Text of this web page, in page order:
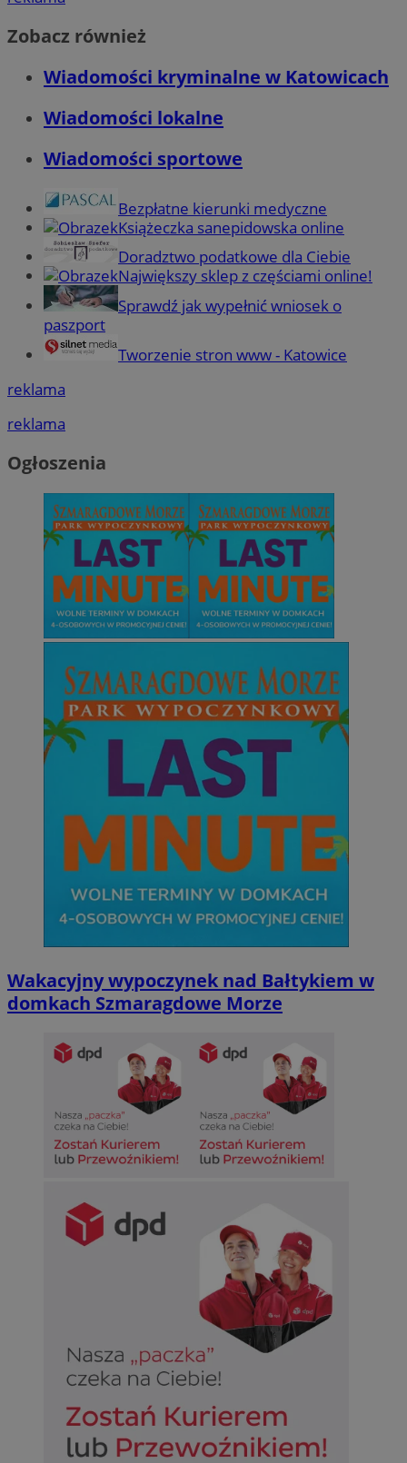
Zobacz również
Wiadomości kryminalne w Katowicach
Wiadomości lokalne
Wiadomości sportowe
Bezpłatne kierunki medyczne
Książeczka sanepidowska online
Doradztwo podatkowe dla Ciebie
Największy sklep z częściami online!
Sprawdź jak wypełnić wniosek o
paszport
Tworzenie stron www - Katowice
reklama
reklama
Ogłoszenia
Wakacyjny wypoczynek nad Bałtykiem w
domkach Szmaragdowe Morze